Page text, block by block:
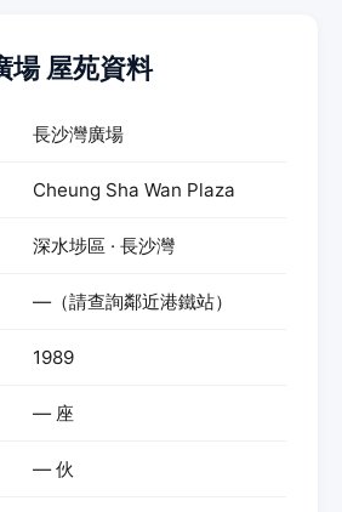
場 屋苑資料
長沙灣廣場
Cheung Sha Wan Plaza
深水埗區 · 長沙灣
—（請查詢鄰近港鐵站）
1989
— 座
— 伙